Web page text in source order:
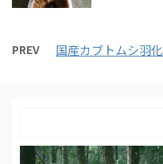
PREV 国産カブトムシ羽化